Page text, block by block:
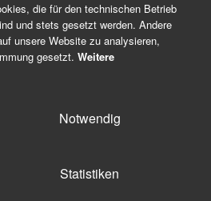
die für den technischen Betrieb
und stets gesetzt werden. Andere
unsere Website zu analysieren,
gesetzt. Weitere
Notwendig
Statistiken